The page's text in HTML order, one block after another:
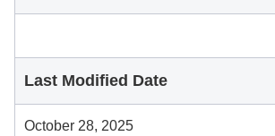
Last Modified Date
October 28, 2025